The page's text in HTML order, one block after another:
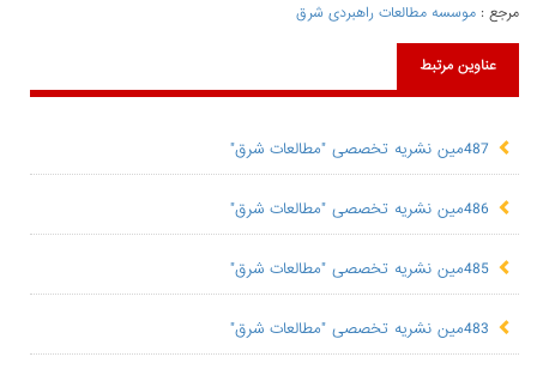
مرجع : موسسه مطالعات راهبردی شرق
عناوین مرتبط
487مین نشریه تخصصی "مطالعات شرق"
486مین نشریه تخصصی "مطالعات شرق"
485مین نشریه تخصصی "مطالعات شرق"
483مین نشریه تخصصی "مطالعات شرق"